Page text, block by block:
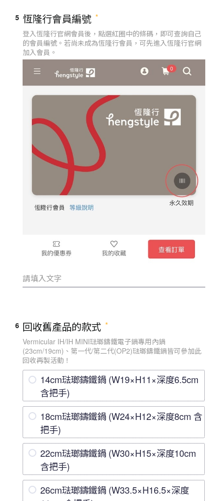
5 恆隆行會員編號
登入恆隆行官網會員後，點選紅圈中的條碼，即可查詢自己
的會員編號。若尚未成為恆隆行會員，可先進入恆隆行官網
加入會員。
6 回收舊產品的款式
Vermicular IH/IH MINI琺瑯鑄鐵電子鍋專用內鍋
(23cm/19cm)、第一代/第二代(OP2)琺瑯鑄鐵鍋皆可參加此
回收再製活動！
14cm琺瑯鑄鐵鍋 (W19×H11×深度6.5cm
含把手)
18cm琺瑯鑄鐵鍋 (W24×H12×深度8cm 含
把手)
22cm琺瑯鑄鐵鍋 (W30×H15×深度10cm
含把手)
26cm琺瑯鑄鐵鍋 (W33.5×H16.5×深度